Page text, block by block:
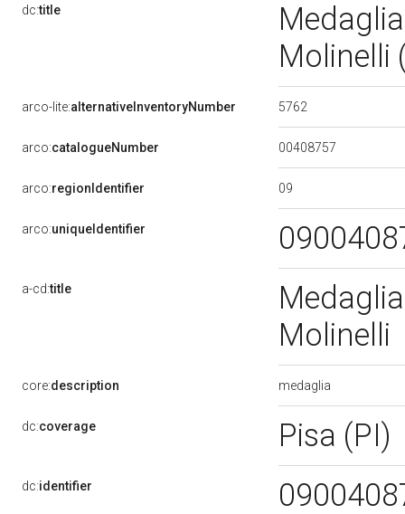
dc:title
Molinelli
arco-lite:alternativeInventoryNumber 5762
arco:catalogueNumber 00408757
arco:regionIdentifier 09
arco:uniqueIdentifier
a-cd:title
Molinelli
core:description medaglia
dc:coverage Pisa (PI)
dc:identifier